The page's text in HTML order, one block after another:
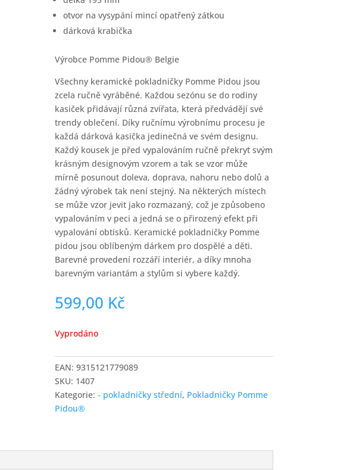
otvor na vysypání mincí opatřený zátkou
dárková krabička
Výrobce Pomme Pidou® Belgie
Všechny keramické pokladničky Pomme Pidou jsou
zcela ručně vyráběné. Každou sezónu se do rodiny
kasiček přidávají různá zvířata, která předvádějí své
trendy oblečení. Díky ručnímu výrobnímu procesu je
každá dárková kasička jedinečná ve svém designu.
Každý kousek je před vypalováním ručně překryt svým
krásným designovým vzorem a tak se vzor může
mírně posunout doleva, doprava, nahoru nebo dolů a
žádný výrobek tak není stejný. Na některých místech
se může vzor jevit jako rozmazaný, což je způsobeno
vypalováním v peci a jedná se o přirozený efekt při
vypalování obtisků. Keramické pokladničky Pomme
pidou jsou oblíbeným dárkem pro dospělé a děti.
Barevné provedení rozzáří interiér, a díky mnoha
barevným variantám a stylům si vybere každý.
599,00 Kč
Vyprodáno
EAN:9315121779089
SKU: 1407
Kategorie:- pokladničky střední, Pokladničky Pomme
Pidou®